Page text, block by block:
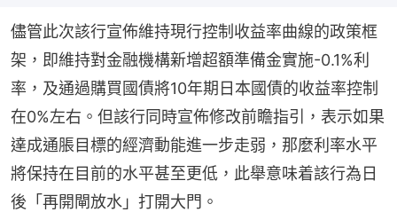
儘管此次該行宣佈維持現行控制收益率曲線的政策框
架，即維持對金融機構新增超額準備金實施-0.1%利
率，及通過購買國債將10年期日本國債的收益率控制
在0%左右。但該行同時宣佈修改前瞻指引，表示如果
達成通脹目標的經濟動能進一步走弱，那麼利率水平
將保持在目前的水平甚至更低，此舉意味着該行為日
後「再開閘放水」打開大門。